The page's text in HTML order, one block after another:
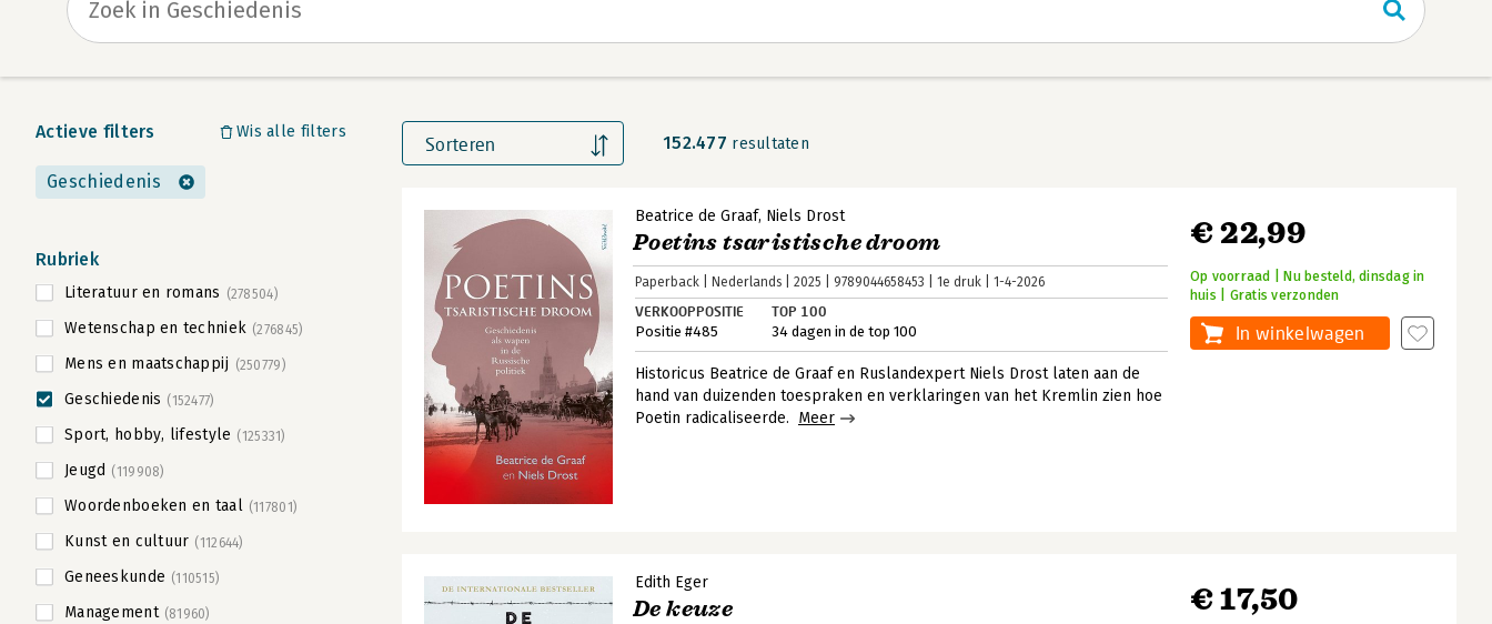
Actieve filters Wis alle filters
Geschiedenis
Rubriek
Literatuur en romans (278504)
Wetenschap en techniek (276845)
Mens en maatschappij (250779)
Geschiedenis (152477)
Sport, hobby, lifestyle (125331)
Jeugd (119908)
Woordenboeken en taal (117801)
Kunst en cultuur (112644)
Geneeskunde (110515)
Management (81960)
Sorteren 152.477 resultaten
Beatrice de Graaf Niels Drost
Poetins tsaristische droom
Paperback Nederlands 2025 9789044658453 1e druk 1-4-2026
VERKOOPPOSITIE
Positie #485
TOP 100
34 dagen in de top 100
Historicus Beatrice de Graaf en Ruslandexpert Niels Drost laten aan de
hand van duizenden toespraken en verklaringen van het Kremlin zien hoe
Poetin radicaliseerde. Meer
€ 22,99
Op voorraad | Nu besteld, dinsdag in
huis | Gratis verzonden
In winkelwagen
Edith Eger
De keuze € 17,50